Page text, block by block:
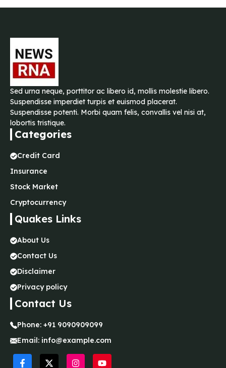
Sed urna neque, porttitor ac libero id, mollis molestie libero.
Suspendisse imperdiet turpis et euismod placerat.
Suspendisse potenti. Morbi quam felis, convallis vel nisi at,
lobortis tristique.
Categories
Credit Card
Insurance
Stock Market
Cryptocurrency
Quakes Links
About Us
Contact Us
Disclaimer
Privacy policy
Contact Us
Phone: +91 9090909099
Email: info@example.com